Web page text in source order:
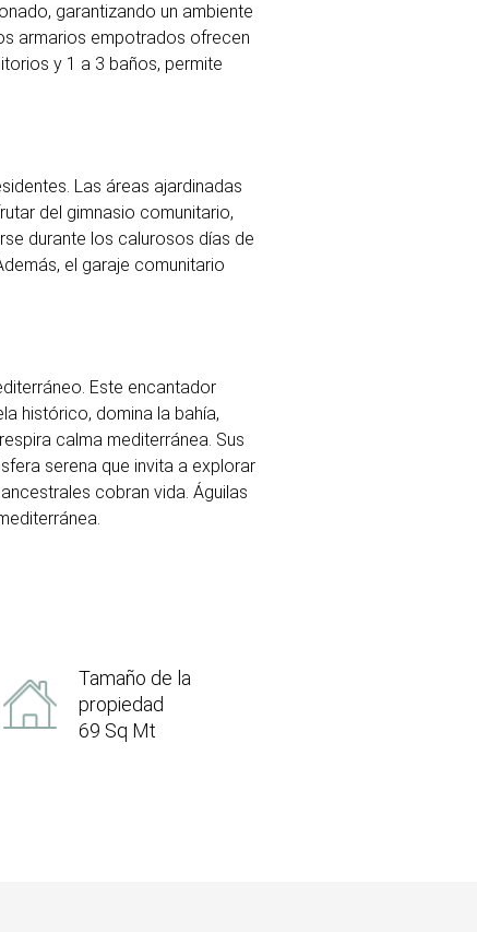
garantizando un ambiente
armarios empotrados ofrecen
y 1 a 3 baños, permite
Las áreas ajardinadas
del gimnasio comunitario,
durante los calurosos días de
el garaje comunitario
Este encantador
histórico, domina la bahía,
calma mediterránea. Sus
serena que invita a explorar
cobran vida. Águilas
Tamaño de la
propiedad
69 Sq Mt